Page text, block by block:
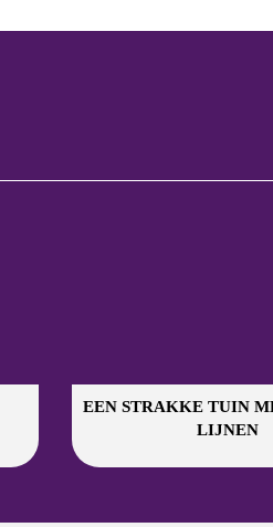
EEN STRAKKE TUIN
LIJNEN